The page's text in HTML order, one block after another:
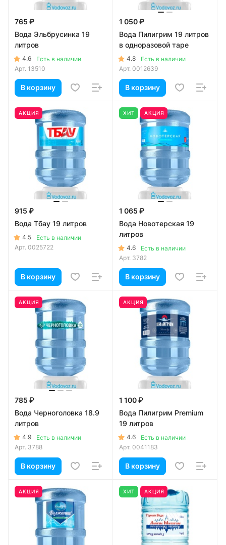
765 ₽
Вода Эльбрусинка 19
литров
4.6
Есть в наличии
Арт. 13510
В корзину
1 050 ₽
Вода Пилигрим 19 литров
в одноразовой таре
4.8
Есть в наличии
Арт. 0012639
В корзину
АКЦИЯ
915 ₽
Вода Тбау 19 литров
4.5
Есть в наличии
Арт. 0025722
В корзину
ХИТ АКЦИЯ
1 065 ₽
Вода Новотерская 19
литров
4.6
Есть в наличии
Арт. 3782
В корзину
АКЦИЯ
785 ₽
Вода Черноголовка 18.9
литров
4.9
Есть в наличии
Арт. 3788
В корзину
АКЦИЯ
1 100 ₽
Вода Пилигрим Premium
19 литров
4.6
Есть в наличии
Арт. 0041183
В корзину
АКЦИЯ ХИТ АКЦИЯ